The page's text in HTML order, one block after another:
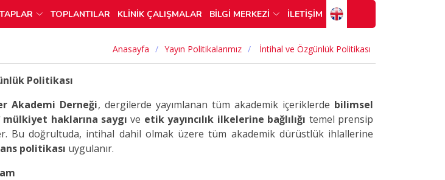
TOPLANTILAR KLİNİK ÇALIŞMALAR BİLGİ MERKEZİ İLETİŞİM
Anasayfa Yayın Politikalarımız İntihal ve Özgünlük Politikası
Politikası
Akademi Derneği, dergilerde yayımlanan tüm akademik içeriklerde bilimsel
haklarına saygı ve etik yayıncılık ilkelerine bağlılığı temel prensip
Bu doğrultuda, intihal dahil olmak üzere tüm akademik dürüstlük ihlallerine
politikası uygulanır.